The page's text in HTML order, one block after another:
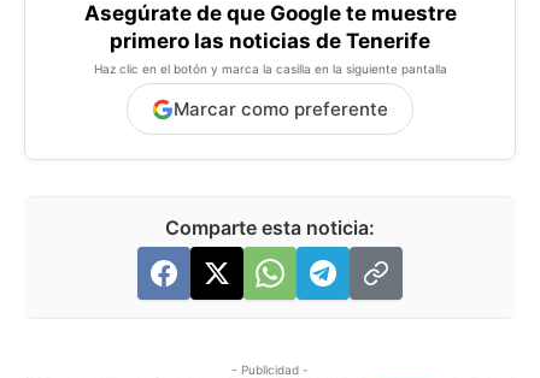
Asegúrate de que Google te muestre
primero las noticias de Tenerife
Haz clic en el botón y marca la casilla en la siguiente pantalla
Marcar como preferente
Comparte esta noticia:
- Publicidad -